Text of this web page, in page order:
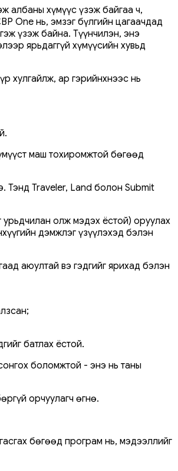
албаны хүмүүс үзэж байгаа ч,
One нь, эмзэг бүлгийн цагаачдад
үзэж байна. Түүнчилэн, энэ
ярьдаггүй хүмүүсийн хувьд
хулгайлж, ар гэрийнхнээс нь
маш тохиромжтой бөгөөд
Тэнд Traveler, Land болон Submit
урьдчилан олж мэдэх ёстой) оруулах
дэмжлэг үзүүлэхэд бэлэн
аюултай вэ гэдгийг ярихад бэлэн
батлах ёстой.
боломжтой - энэ нь таны
орчуулагч өгнө.
бөгөөд програм нь, мэдээллийг